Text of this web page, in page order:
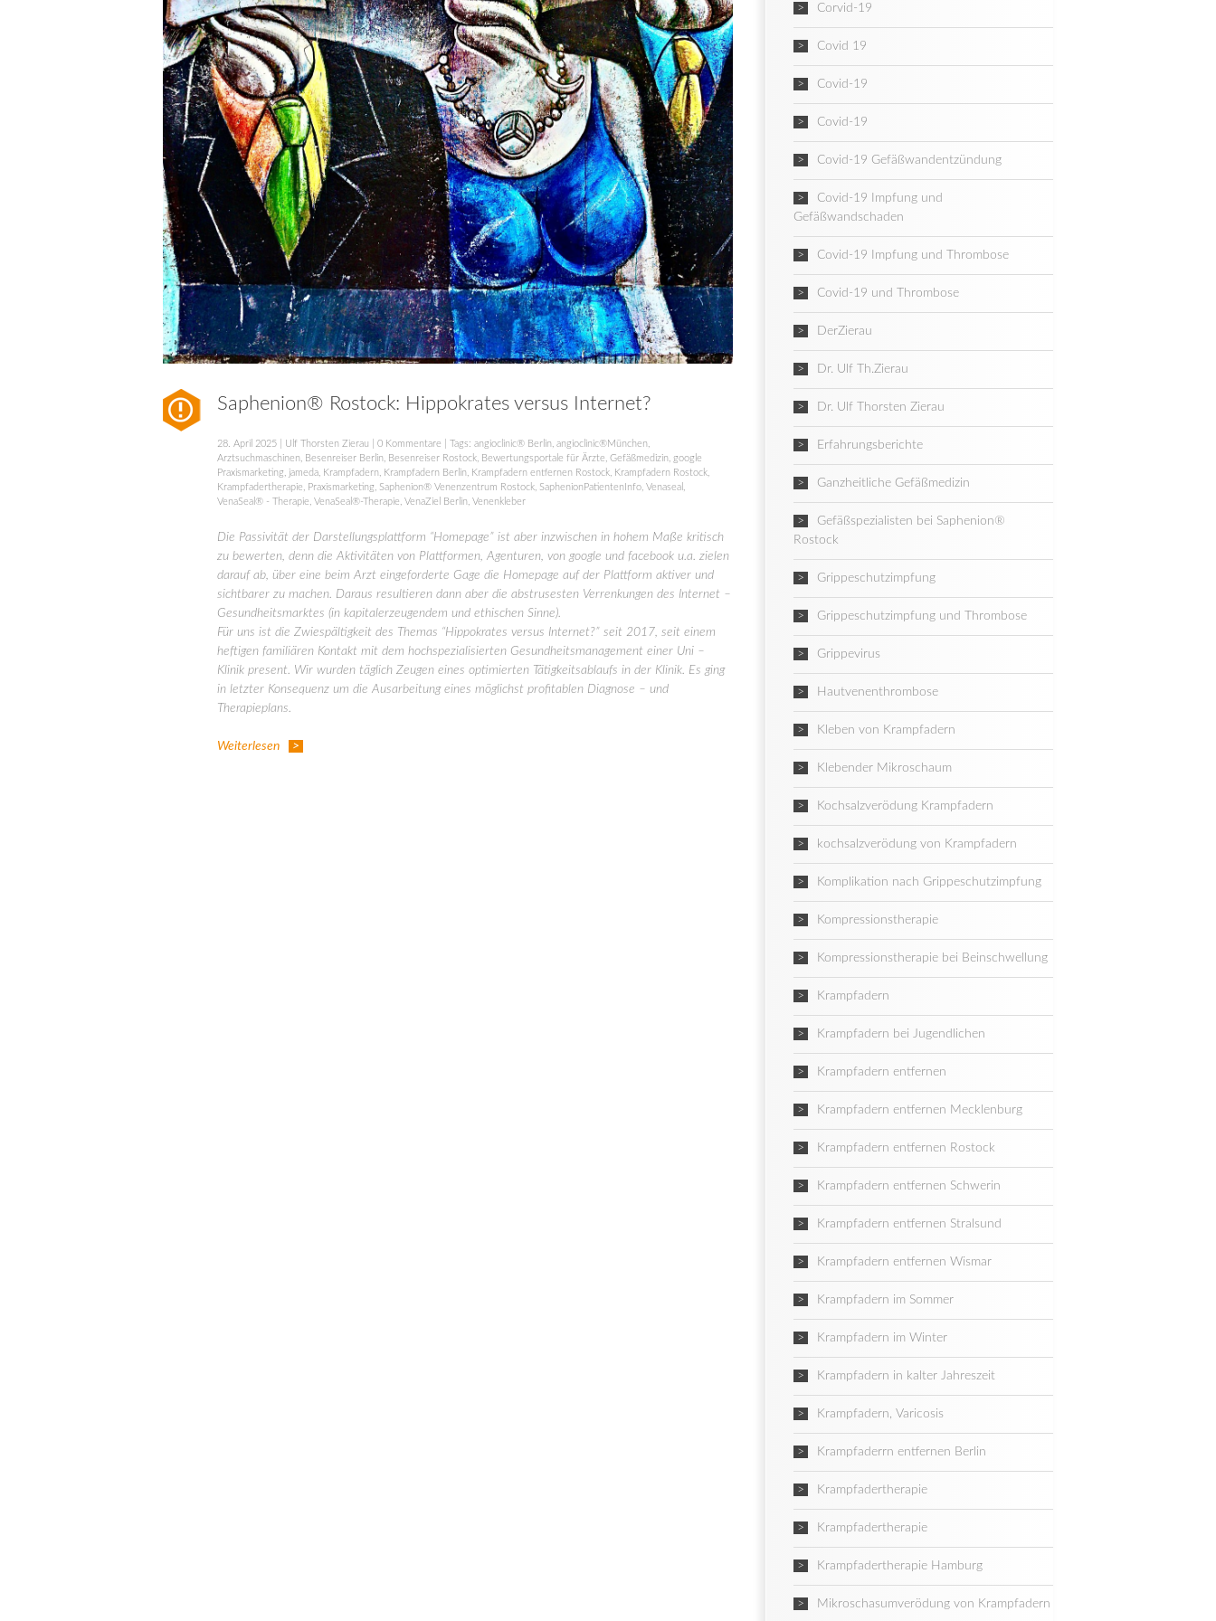
Saphenion® Rostock: Hippokrates versus Internet?
28. April 2025 Ulf Thorsten Zierau 0 Kommentare | Tags: angioclinic® Berlin angioclinic®München
Arztsuchmaschinen
Besenreiser Berlin Besenreiser Rostock Bewertungsportale für Ärzte Gefäßmedizin google
Praxismarketing
jameda Krampfadern Krampfadern Berlin Krampfadern entfernen Rostock Krampfadern Rostock
Krampfadertherapie
Praxismarketing Saphenion® Venenzentrum Rostock SaphenionPatientenInfo Venaseal
VenaSeal® - Therapie VenaSeal®-Therapie VenaZiel Berlin Venenkleber
Die Passivität der Darstellungsplattform “Homepage” ist aber inzwischen in hohem Maße kritisch
zu bewerten, denn die Aktivitäten von Plattformen, Agenturen, von google und facebook u.a. zielen
darauf ab, über eine beim Arzt eingeforderte Gage die Homepage auf der Plattform aktiver und
sichtbarer zu machen. Daraus resultieren dann aber die abstrusesten Verrenkungen des Internet –
Gesundheitsmarktes (in kapitalerzeugendem und ethischen Sinne).
Für uns ist die Zwiespältigkeit des Themas “Hippokrates versus Internet?” seit 2017, seit einem
heftigen familiären Kontakt mit dem hochspezialisierten Gesundheitsmanagement einer Uni –
Klinik present. Wir wurden täglich Zeugen eines optimierten Tätigkeitsablaufs in der Klinik. Es ging
in letzter Konsequenz um die Ausarbeitung eines möglichst profitablen Diagnose – und
Therapieplans.
Weiterlesen
Corvid-19
Covid 19
Covid-19
Covid-19
Covid-19 Gefäßwandentzündung
Covid-19 Impfung und
Gefäßwandschaden
Covid-19 Impfung und Thrombose
Covid-19 und Thrombose
DerZierau
Dr. Ulf Th.Zierau
Dr. Ulf Thorsten Zierau
Erfahrungsberichte
Ganzheitliche Gefäßmedizin
Gefäßspezialisten bei Saphenion®
Rostock
Grippeschutzimpfung
Grippeschutzimpfung und Thrombose
Grippevirus
Hautvenenthrombose
Kleben von Krampfadern
Klebender Mikroschaum
Kochsalzverödung Krampfadern
kochsalzverödung von Krampfadern
Komplikation nach Grippeschutzimpfung
Kompressionstherapie
Kompressionstherapie bei Beinschwellung
Krampfadern
Krampfadern bei Jugendlichen
Krampfadern entfernen
Krampfadern entfernen Mecklenburg
Krampfadern entfernen Rostock
Krampfadern entfernen Schwerin
Krampfadern entfernen Stralsund
Krampfadern entfernen Wismar
Krampfadern im Sommer
Krampfadern im Winter
Krampfadern in kalter Jahreszeit
Krampfadern, Varicosis
Krampfaderrn entfernen Berlin
Krampfadertherapie
Krampfadertherapie
Krampfadertherapie Hamburg
Mikroschasumverödung von Krampfadern